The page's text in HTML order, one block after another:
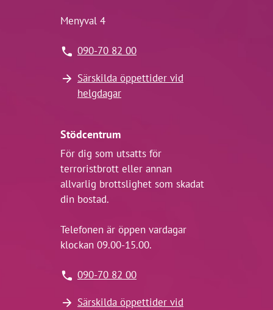
Menyval 4
090-70 82 00
Särskilda öppettider vid
helgdagar
Stödcentrum
För dig som utsatts för
terroristbrott eller annan
allvarlig brottslighet som skadat
din bostad.
Telefonen är öppen vardagar
klockan 09.00-15.00.
090-70 82 00
Särskilda öppettider vid